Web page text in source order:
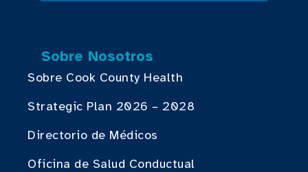
Sobre Nosotros
Sobre Cook County Health
Strategic Plan 2026 – 2028
Directorio de Médicos
Oficina de Salud Conductual